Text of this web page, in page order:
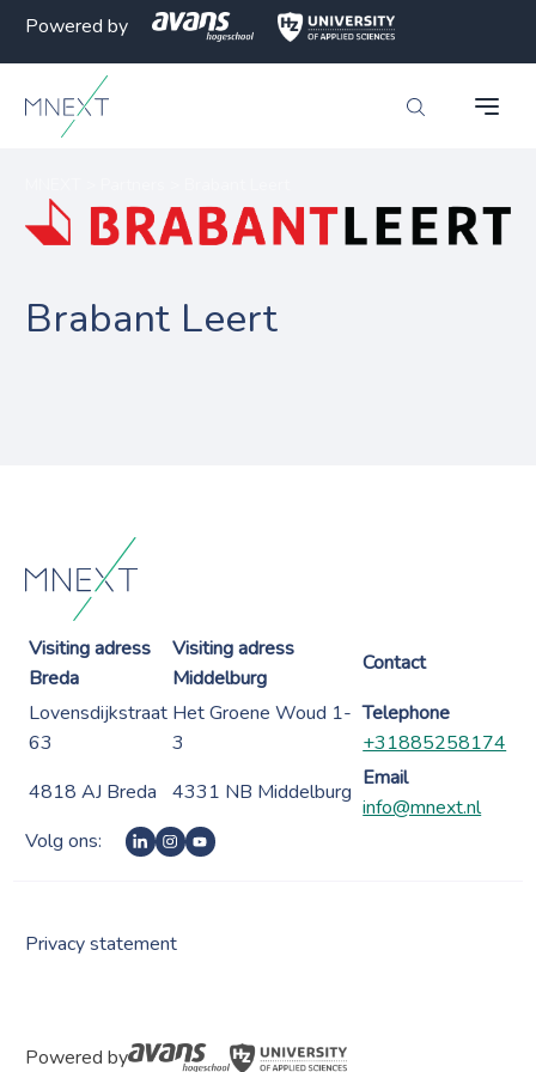
Powered by
Brabant Leert
Visiting adress
Breda
Visiting adress
Middelburg
Contact
Lovensdijkstraat
63
Het Groene Woud 1-
3
Telephone
+31885258174
4818 AJ Breda
4331 NB Middelburg
Email
info@mnext.nl
Volg ons:
Powered by
Privacy statement